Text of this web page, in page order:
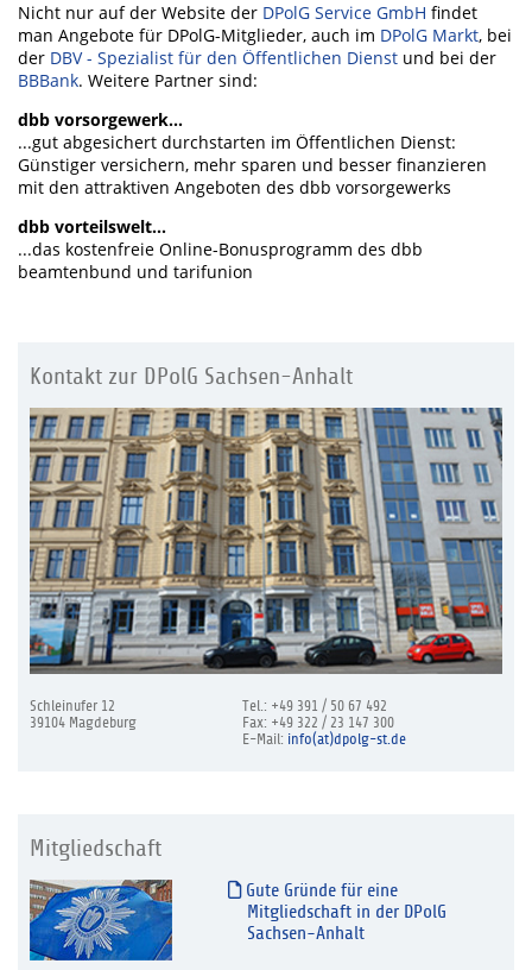
Nicht nur auf der Website der DPolG Service GmbH findet
man Angebote für DPolG-Mitglieder, auch im DPolG Markt, bei
der DBV - Spezialist für den Öffentlichen Dienst und bei der
BBBank. Weitere Partner sind:
dbb vorsorgewerk...
...gut abgesichert durchstarten im Öffentlichen Dienst:
Günstiger versichern, mehr sparen und besser finanzieren
mit den attraktiven Angeboten des dbb vorsorgewerks
dbb vorteilswelt...
...das kostenfreie Online-Bonusprogramm des dbb
beamtenbund und tarifunion
Kontakt zur DPolG Sachsen-Anhalt
Schleinufer 12
39104 Magdeburg
Tel.: +49 391 / 50 67 492
Fax: +49 322 / 23 147 300
E-Mail: info(at)dpolg-st.de
Mitgliedschaft
Gute Gründe für eine
Mitgliedschaft in der DPolG
Sachsen-Anhalt